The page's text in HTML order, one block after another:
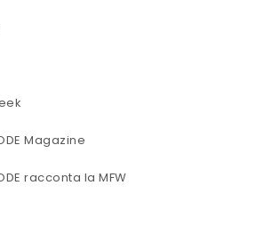
Magazine
racconta la MFW